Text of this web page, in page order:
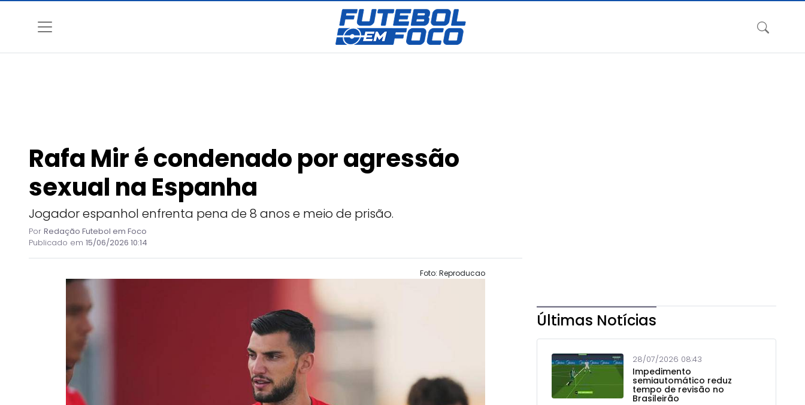
Rafa Mir é condenado por agressão
sexual na Espanha
Jogador espanhol enfrenta pena de 8 anos e meio de prisão.
Por Redação Futebol em Foco
Publicado em 15/06/2026 10:14
Foto: Reproducao
Últimas Notícias
28/07/2026 08:43
Impedimento
semiautomático reduz
tempo de revisão no
Brasileirão